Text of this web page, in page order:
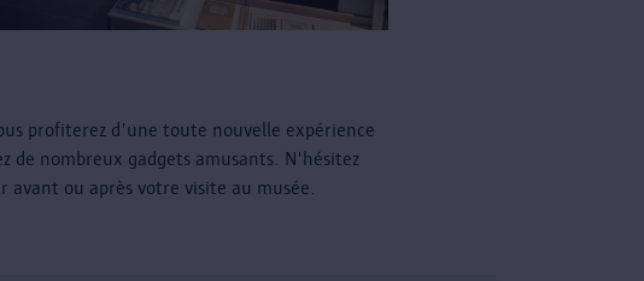
profiterez d'une toute nouvelle expérience
de nombreux gadgets amusants. N'hésitez
avant ou après votre visite au musée.